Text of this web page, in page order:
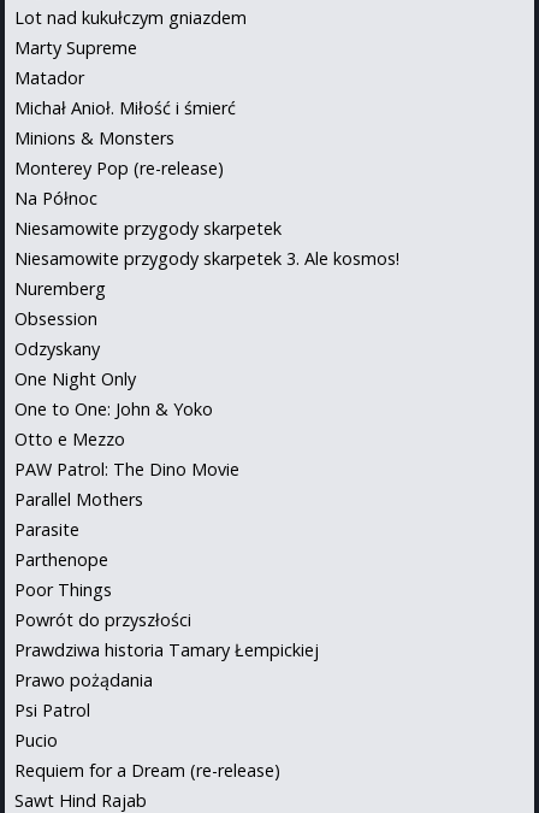
Lot nad kukułczym gniazdem
Marty Supreme
Matador
Michał Anioł. Miłość i śmierć
Minions & Monsters
Monterey Pop (re-release)
Na Północ
Niesamowite przygody skarpetek
Niesamowite przygody skarpetek 3. Ale kosmos!
Nuremberg
Obsession
Odzyskany
One Night Only
One to One: John & Yoko
Otto e Mezzo
PAW Patrol: The Dino Movie
Parallel Mothers
Parasite
Parthenope
Poor Things
Powrót do przyszłości
Prawdziwa historia Tamary Łempickiej
Prawo pożądania
Psi Patrol
Pucio
Requiem for a Dream (re-release)
Sawt Hind Rajab